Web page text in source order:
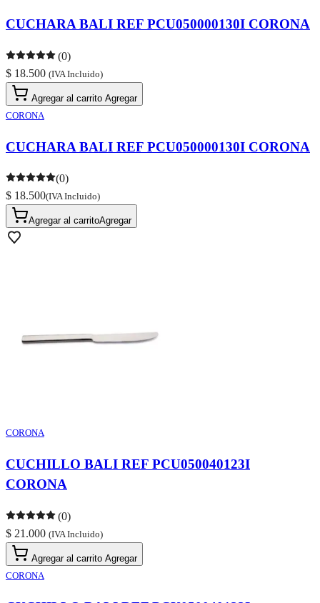
CUCHARA BALI REF PCU050000130I CORONA
(0)
$ 18.500 (IVA Incluido)
Agregar al carrito Agregar
CORONA
CUCHARA BALI REF PCU050000130I CORONA
(0)
$ 18.500(IVA Incluido)
Agregar al carritoAgregar
CORONA
CUCHILLO BALI REF PCU050040123I
CORONA
(0)
$ 21.000 (IVA Incluido)
Agregar al carrito Agregar
CORONA